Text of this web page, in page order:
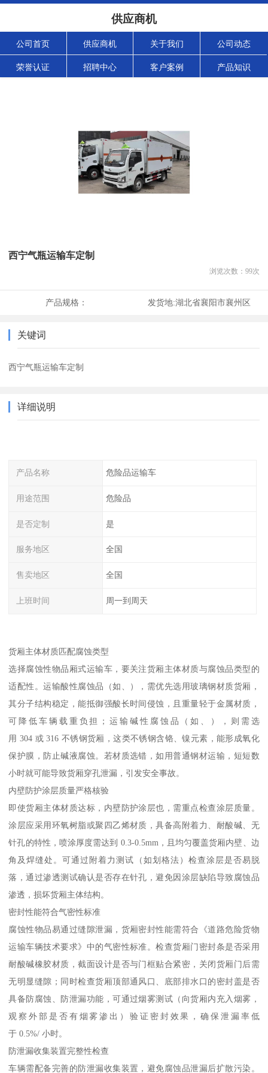
供应商机
公司首页 供应商机 关于我们 公司动态
荣誉认证 招聘中心 客户案例 产品知识
西宁气瓶运输车定制
浏览次数： 99次
产品规格： 发货地:湖北省襄阳市襄州区
关键词
西宁气瓶运输车定制
详细说明
产品名称 危险品运输车
用途范围 危险品
是否定制 是
服务地区 全国
售卖地区 全国
上班时间 周一到周天
货厢主体材质匹配腐蚀类型​
选择腐蚀性物品厢式运输车，要关注货厢主体材质与腐蚀品类型的
适配性。运输酸性腐蚀品（如、），需优先选用玻璃钢材质货厢，
其分子结构稳定，能抵御强酸长时间侵蚀，且重量轻于金属材质，
可降低车辆载重负担；运输碱性腐蚀品（如、），则需选
用 304 或 316 不锈钢货厢，这类不锈钢含铬、镍元素，能形成氧化
保护膜，防止碱液腐蚀。若材质选错，如用普通钢材运输，短短数
小时就可能导致货厢穿孔泄漏，引发安全事故。​
内壁防护涂层质量严格核验​
即使货厢主体材质达标，内壁防护涂层也，需重点检查涂层质量。
涂层应采用环氧树脂或聚四乙烯材质，具备高附着力、耐酸碱、无
针孔的特性，喷涂厚度需达到 0.3-0.5mm，且均匀覆盖货厢内壁、边
角及焊缝处。可通过附着力测试（如划格法）检查涂层是否易脱
落，通过渗透测试确认是否存在针孔，避免因涂层缺陷导致腐蚀品
渗透，损坏货厢主体结构。​
密封性能符合气密性标准​
腐蚀性物品易通过缝隙泄漏，货厢密封性能需符合《道路危险货物
运输车辆技术要求》中的气密性标准。检查货厢门密封条是否采用
耐酸碱橡胶材质，截面设计是否与门框贴合紧密，关闭货厢门后需
无明显缝隙；同时检查货厢顶部通风口、底部排水口的密封盖是否
具备防腐蚀、防泄漏功能，可通过烟雾测试（向货厢内充入烟雾，
观察外部是否有烟雾渗出）验证密封效果，确保泄漏率低
于 0.5%/ 小时。​
防泄漏收集装置完整性检查​
车辆需配备完善的防泄漏收集装置，避免腐蚀品泄漏后扩散污染。